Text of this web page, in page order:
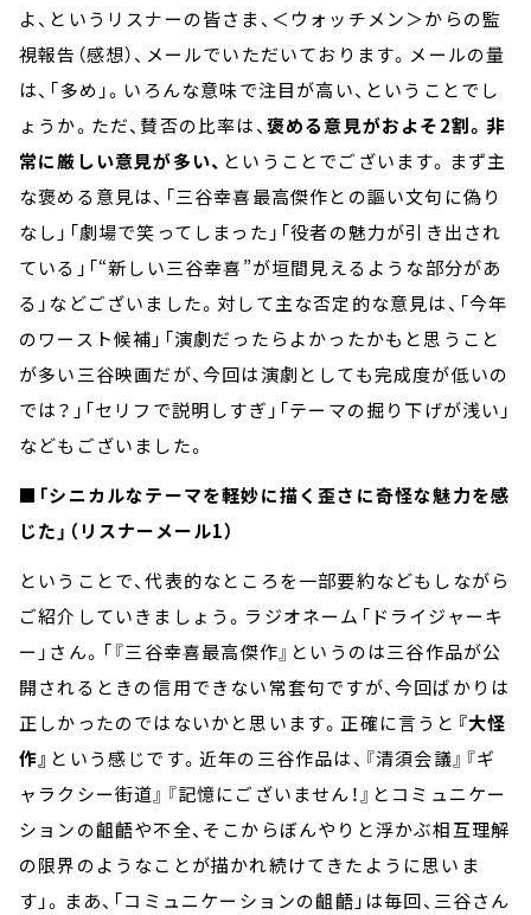
よ、というリスナーの皆さま、＜ウォッチメン＞からの監
視報告（感想）、メールでいただいております。メールの量
は、「多め」。いろんな意味で注目が高い、ということでし
ょうか。ただ、賛否の比率は、褒める意見がおよそ2割。非
常に厳しい意見が多い、 ということでございます。まず主
な褒める意見は、「三谷幸喜最高傑作との謳い文句に偽り
なし」「劇場で笑ってしまった」「役者の魅力が引き出され
ている」「“新しい三谷幸喜”が垣間見えるような部分があ
る」などございました。対して主な否定的な意見は、「今年
のワースト候補」「演劇だったらよかったかもと思うこと
が多い三谷映画だが、今回は演劇としても完成度が低いの
では？」「セリフで説明しすぎ」「テーマの掘り下げが浅い」
などもございました。
■「シニカルなテーマを軽妙に描く歪さに奇怪な魅力を感
じた」（リスナーメール1）
ということで、代表的なところを一部要約などもしながら
ご紹介していきましょう。ラジオネーム「ドライジャーキ
ー」さん。「『三谷幸喜最高傑作』というのは三谷作品が公
開されるときの信用できない常套句ですが、今回ばかりは
正しかったのではないかと思います。正確に言うと 『大怪
作』 という感じです。近年の三谷作品は、『清須会議』『ギ
ャラクシー街道』『記憶にございません！』とコミュニケー
ションの齟齬や不全、そこからぼんやりと浮かぶ相互理解
の限界のようなことが描かれ続けてきたように思いま
す」。まあ、「コミュニケーションの齟齬」は毎回、三谷さん